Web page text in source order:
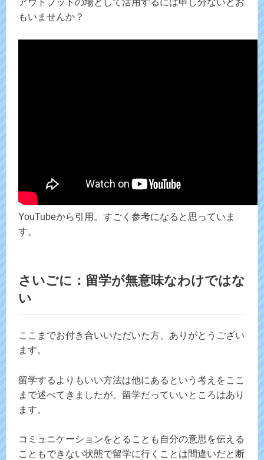
アウトプットの場として活用するには申し分ないとお
もいませんか？
YouTubeから引用。すごく参考になると思っていま
す。
さいごに：留学が無意味なわけではな
い
ここまでお付き合いいただいた方、ありがとうござい
ます。
留学するよりもいい方法は他にあるという考えをここ
まで述べてきましたが、留学だっていいところはあり
ます。
コミュニケーションをとることも自分の意思を伝える
こともできない状態で留学に行くことは間違いだと断